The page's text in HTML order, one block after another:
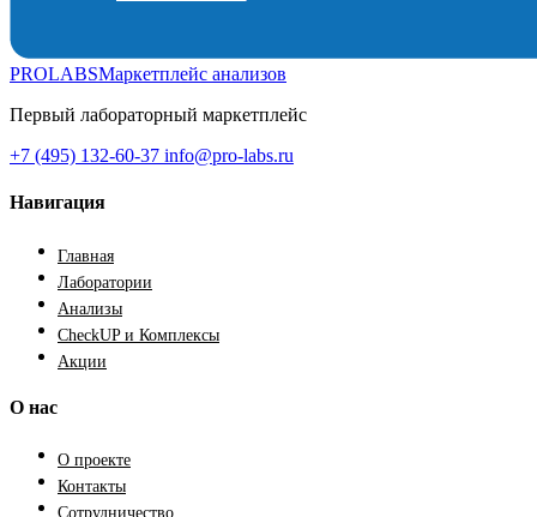
PROLABSМаркетплейс анализов
Первый лабораторный маркетплейс
+7 (495) 132-60-37 info@pro-labs.ru
Навигация
Главная
Лаборатории
Анализы
CheckUP и Комплексы
Акции
О нас
О проекте
Контакты
Сотрудничество